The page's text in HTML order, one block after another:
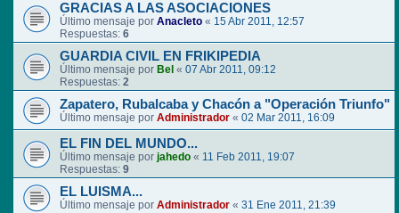
GRACIAS A LAS ASOCIACIONES
Último mensaje por Anacleto « 15 Abr 2011, 12:57
Respuestas: 6
GUARDIA CIVIL EN FRIKIPEDIA
Último mensaje por Bel « 07 Abr 2011, 09:12
Respuestas: 2
Zapatero, Rubalcaba y Chacón a "Operación Triunfo"
Último mensaje por Administrador « 02 Mar 2011, 16:09
EL FIN DEL MUNDO...
Último mensaje por jahedo « 11 Feb 2011, 19:07
Respuestas: 9
EL LUISMA...
Último mensaje por Administrador « 31 Ene 2011, 21:39